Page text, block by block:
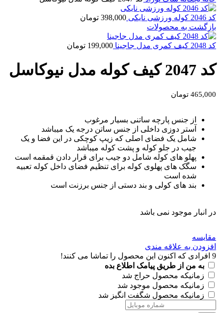
کد 2046 کوله ورزشی نایکی 398,000 تومان
بازگشت به محصولات
کد 2048 کیف کمری مدل جاجینا 199,000 تومان
کد 2047 کیف کوله مدل نیوکاسل
465,000 تومان
از جنس پارچه ساتنی بسیار مرغوب
آستر دوزی داخلی از جنس ساتن درجه یک میباشد
شامل یک فضای اصلی که زیپ کوچکی در این فضا و یک
جیب در جلو کوله و پشت کوله میباشد
پهلو های کوله شامل دو جیب برای قرار دادن قمقمه است
سگک های پهلوی کوله برای تنظیم فضای داخل کوله تعبیه
شده است
بند های کولی و بند دستی از جنس برزنت است
در انبار موجود نمی باشد
مقايسه
افزودن به علاقه مندی
9 افرادی که اکنون این محصول را تماشا می کنند!
به من از طریق پیامک اطلاع بده
زمانیکه محصول حراج شد
زمانیکه محصول موجود شد
زمانیکه محصول شگفت انگیز شد